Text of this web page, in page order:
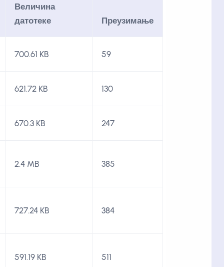
Величина
датотеке
Преузимање
700.61 KB 59
621.72 KB 130
670.3 KB 247
2.4 MB 385
727.24 KB 384
591.19 KB 511